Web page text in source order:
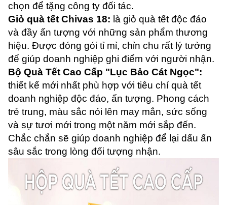
chọn để tặng công ty đối tác.
Giỏ quà tết Chivas 18: là giỏ quà tết độc đáo
và đầy ấn tượng với những sản phẩm thương
hiệu. Được đóng gói tỉ mỉ, chỉn chu rất lý tưởng
để giúp doanh nghiệp ghi điểm với người nhận.
Bộ Quà Tết Cao Cấp "Lục Bảo Cát Ngọc":
thiết kế mới nhất phù hợp với tiêu chí quà tết
doanh nghiệp độc đáo, ấn tượng. Phong cách
trẻ trung, màu sắc nói lên may mắn, sức sống
và sự tươi mới trong một năm mới sắp đến.
Chắc chắn sẽ giúp doanh nghiệp để lại dấu ấn
sâu sắc trong lòng đối tượng nhận.